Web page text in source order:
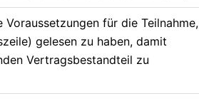
für die Teilnahme,
gelesen zu haben, damit
Vertragsbestandteil zu